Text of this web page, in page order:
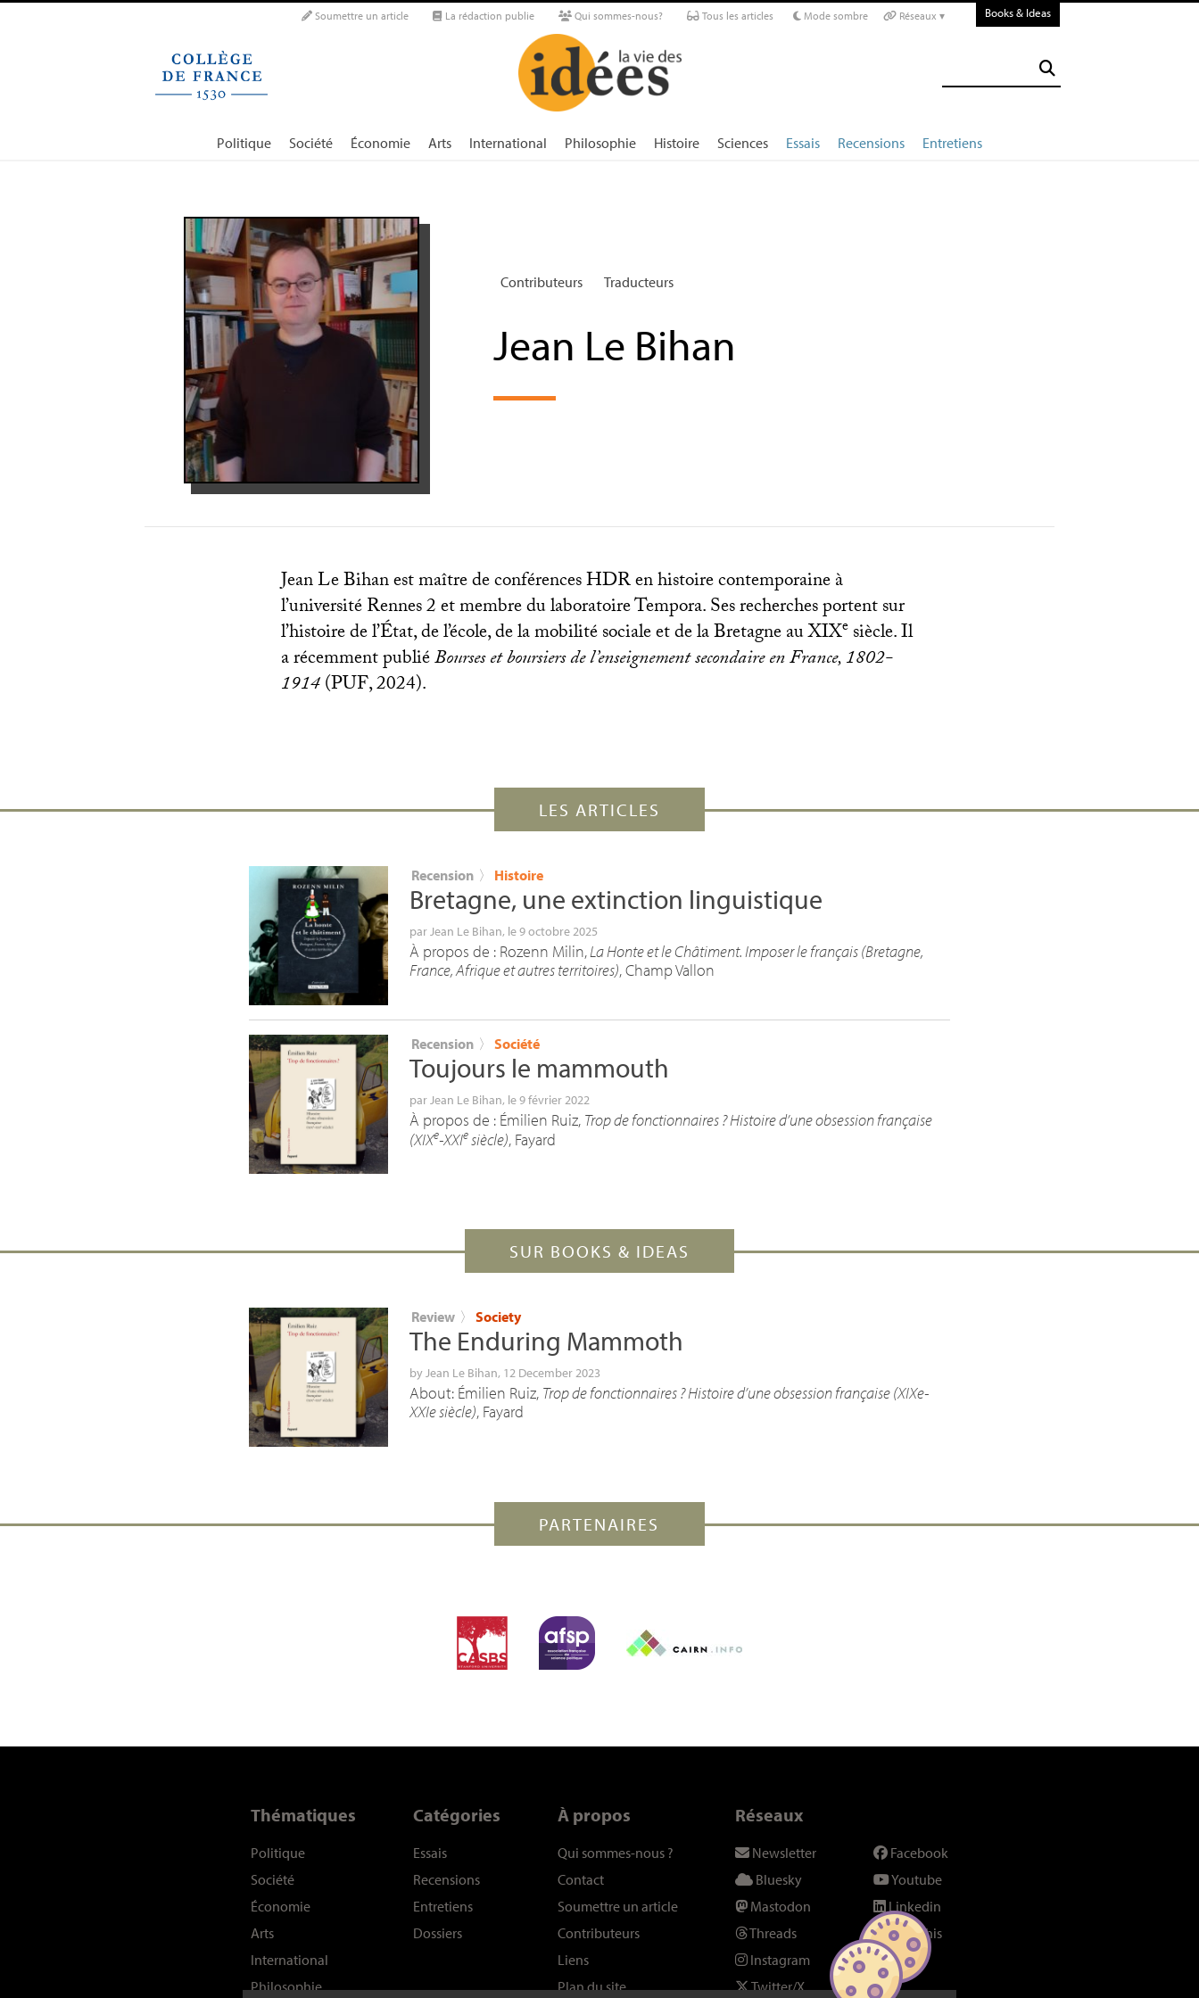
Soumettre un article La rédaction publie Qui sommes-nous? Tous les articles Mode sombre Réseaux ▾ Books & Ideas
Politique Société Économie Arts International Philosophie Histoire Sciences Essais Recensions Entretiens
Contributeurs Traducteurs
Jean Le Bihan
Jean Le Bihan est maître de conférencesHDRen histoire contemporaine à
l’université Rennes 2 et membre du laboratoire Tempora. Ses recherches portent sur
l’histoire de l’État, de l’école, de la mobilité sociale et de la Bretagne auXIXe siècle. Il
a récemment publiéBourses et boursiers de l’enseignement secondaire en France, 1802-
1914(PUF, 2024).
LES ARTICLES
Recension 〉 Histoire
Bretagne, une extinction linguistique
parJean Le Bihan, le 9 octobre 2025
À propos de : Rozenn Milin,La Honte et le Châtiment. Imposer le français (Bretagne,
France, Afrique et autres territoires), Champ Vallon
Recension 〉 Société
Toujours le mammouth
parJean Le Bihan, le 9 février 2022
À propos de : Émilien Ruiz, Trop de fonctionnaires? Histoire d’une obsession française
(XIXe-XXIesiècle), Fayard
SUR BOOKS & IDEAS
Review 〉 Society
The Enduring Mammoth
byJean Le Bihan, 12 December 2023
About: Émilien Ruiz, Trop de fonctionnaires ? Histoire d’une obsession française (XIXe-
XXIe siècle), Fayard
PARTENAIRES
Thématiques
Politique
Société
Économie
Arts
International
Philosophie
Catégories
Essais
Recensions
Entretiens
Dossiers
À propos
Qui sommes-nous ?
Contact
Soumettre un article
Contributeurs
Liens
Plan du site
Réseaux
Newsletter
Bluesky
Mastodon
Threads
Instagram
Twitter/X
Facebook
Youtube
Linkedin
SeenThis
Fil RSS